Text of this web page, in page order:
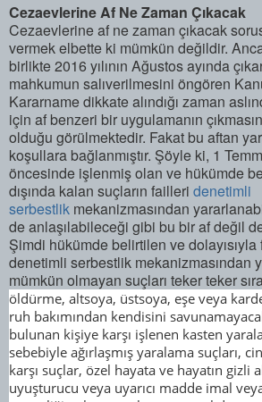
Cezaevlerine Af Ne Zaman Çıkacak
Cezaevlerine af ne zaman çıkacak
vermek elbette ki mümkün değildir.
birlikte 2016 yılının Ağustos ayında
mahkumun salıverilmesini öngören
Kararname dikkate alındığı zaman
için af benzeri bir uygulamanın
olduğu görülmektedir. Fakat bu aftan
koşullara bağlanmıştır. Şöyle ki, 1
öncesinde işlenmiş olan ve hükümde
dışında kalan suçların failleri denetimli
serbestlik mekanizmasından
de anlaşılabileceği gibi bu bir af değil
Şimdi hükümde belirtilen ve
denetimli serbestlik mekanizmasından
mümkün olmayan suçları teker teker
öldürme, altsoya, üstsoya, eşe veya
ruh bakımından kendisini
bulunan kişiye karşı işlenen kasten
sebebiyle ağırlaşmış yaralama suçları,
karşı suçlar, özel hayata ve hayatın gizli
uyuşturucu veya uyarıcı madde imal